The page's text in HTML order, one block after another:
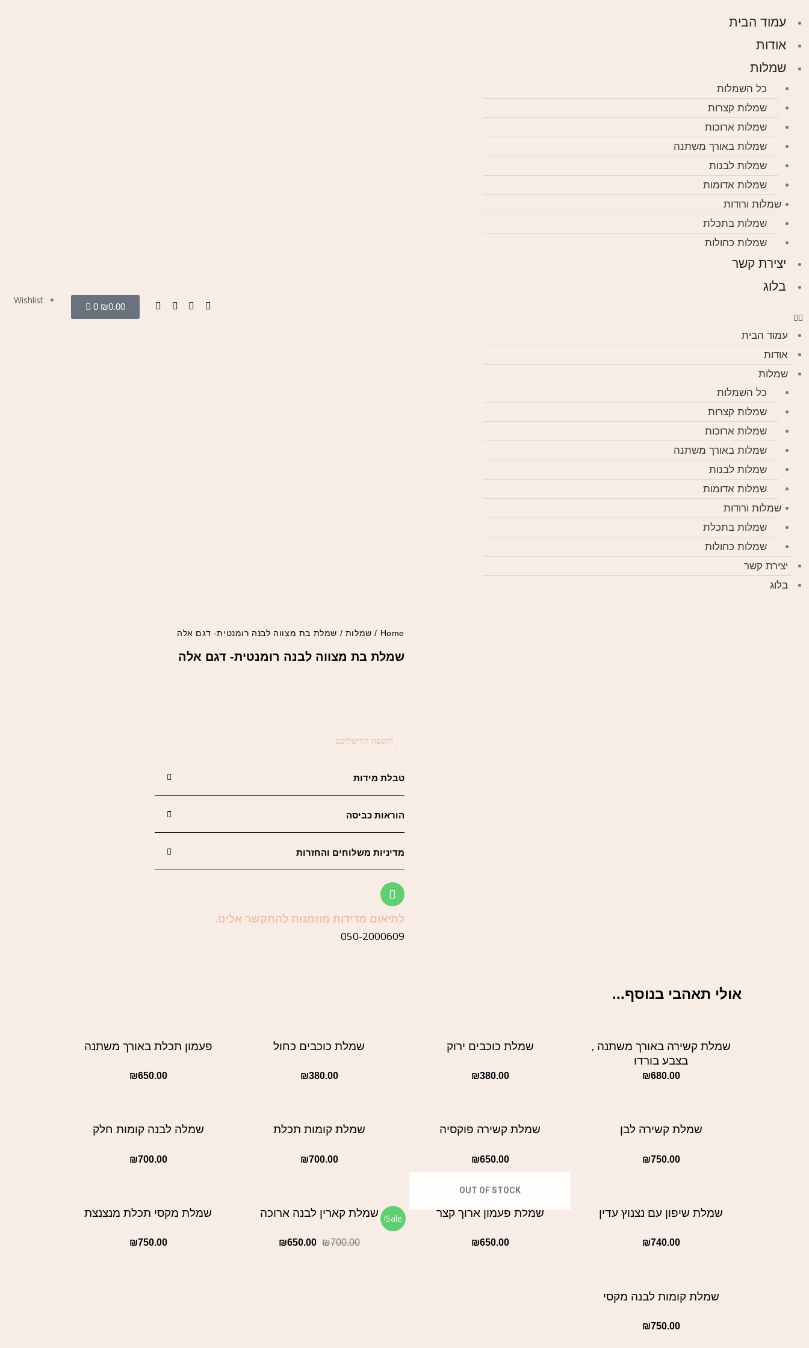
עמוד הבית
אודות
שמלות
כל השמלות
שמלות קצרות
שמלות ארוכות
שמלות באורך משתנה
שמלות לבנות
שמלות אדומות
שמלות ורודות
שמלות בתכלת
שמלות כחולות
יצירת קשר
בלוג
עמוד הבית
אודות
שמלות
כל השמלות
שמלות קצרות
שמלות ארוכות
שמלות באורך משתנה
שמלות לבנות
שמלות אדומות
שמלות ורודות
שמלות בתכלת
שמלות כחולות
יצירת קשר
בלוג
₪0.00
0
Wishlist
Home
/ שמלות / שמלת בת מצווה לבנה רומנטית- דגם אלה
שמלת בת מצווה לבנה רומנטית- דגם אלה
הוספה לווישליסט
טבלת מידות
הוראות כביסה
מדיניות משלוחים והחזרות
לתיאום מדידות מוזמנות להתקשר אלינו.
050-2000609
אולי תאהבי בנוסף...
שמלת קשירה באורך משתנה ,
בצבע בורדו
₪680.00
שמלת כוכבים ירוק
₪380.00
שמלת כוכבים כחול
₪380.00
פעמון תכלת באורך משתנה
₪650.00
שמלת קשירה לבן
₪750.00
שמלת קשירה פוקסיה
₪650.00
שמלת קומות תכלת
₪700.00
שמלה לבנה קומות חלק
₪700.00
שמלת שיפון עם נצנוץ עדין
₪740.00
OUT OF STOCK
שמלת פעמון ארוך קצר
₪650.00
Sale! שמלת קארין לבנה ארוכה
₪700.00
₪650.00
שמלת מקסי תכלת מנצנצת
₪750.00
שמלת קומות לבנה מקסי
₪750.00